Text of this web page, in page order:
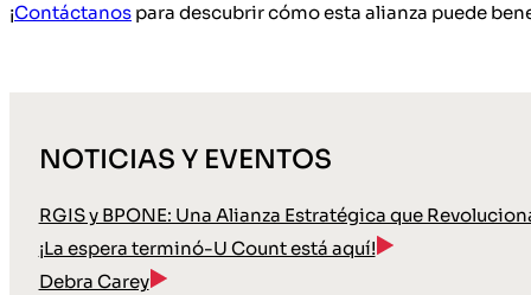
¡Contáctanos para descubrir cómo esta alianza puede
NOTICIAS Y EVENTOS
RGIS y BPONE: Una Alianza Estratégica que
¡La espera terminó-U Count está aquí!
Debra Carey